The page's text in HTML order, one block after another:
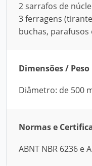
2 sarrafos de
3 ferragens
buchas, parafusos
Dimensões / Peso
Diâmetro: de 500
Normas e
ABNT NBR 6236 e